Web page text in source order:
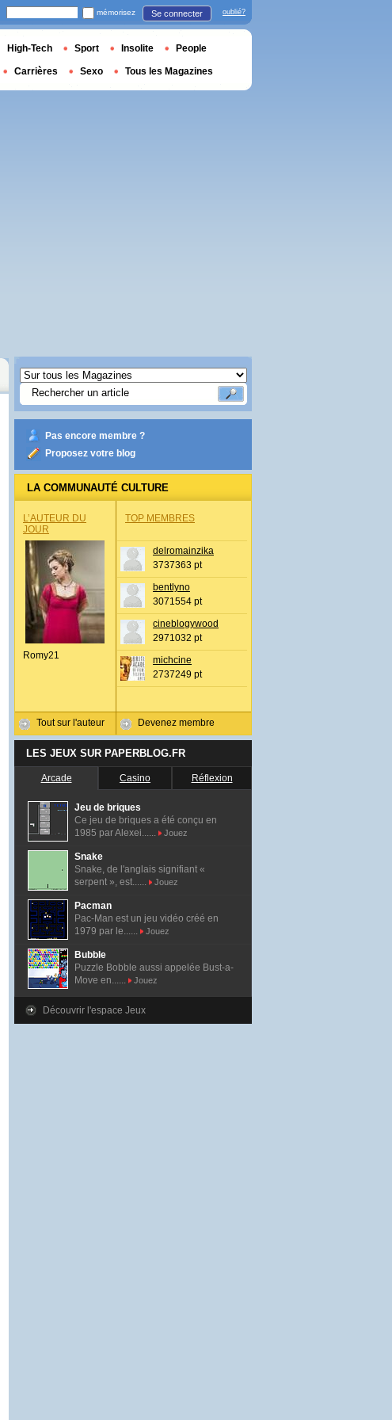
Pas encore membre ?
Proposez votre blog
LA COMMUNAUTÉ CULTURE
L’AUTEUR DU
JOUR
Romy21
Tout sur l'auteur
TOP MEMBRES
delromainzika
3737363 pt
bentlyno
3071554 pt
cineblogywood
2971032 pt
michcine
2737249 pt
Devenez membre
LES JEUX SUR PAPERBLOG.FR
Arcade Casino Réflexion
Jeu de briques
Ce jeu de briques a été conçu en
1985 par Alexei......
Jouez
Snake
Snake, de l'anglais signifiant «
serpent », est......
Jouez
Pacman
Pac-Man est un jeu vidéo créé en
1979 par le......
Jouez
Bubble
Puzzle Bobble aussi appelée Bust-a-
Move en......
Jouez
Découvrir l'espace Jeux
mémorisez Se connecter oublié?
High-Tech Sport Insolite People
Carrières Sexo Tous les Magazines